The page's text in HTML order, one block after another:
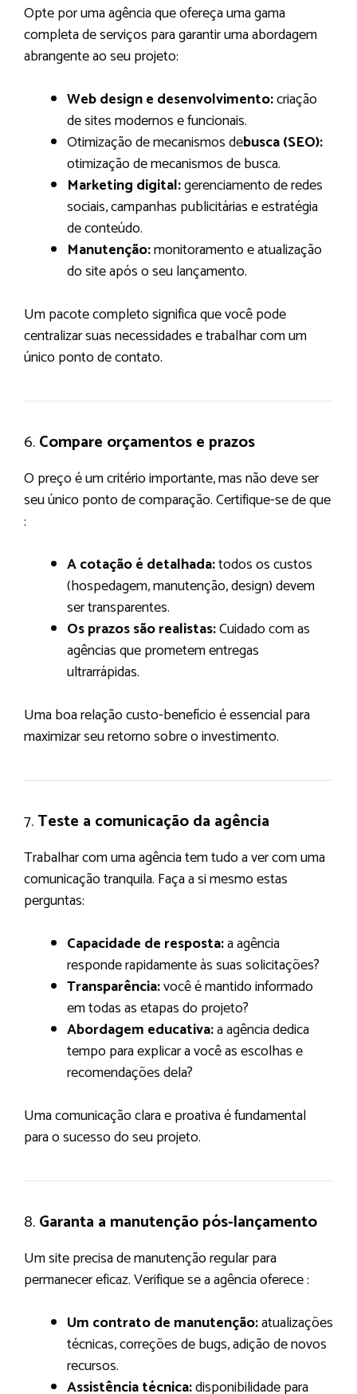
Opte por uma agência que ofereça uma gama
completa de serviços para garantir uma abordagem
abrangente ao seu projeto:
Web design e desenvolvimento:criação
de sites modernos e funcionais.
Otimização de mecanismos debusca (SEO):
otimização de mecanismos de busca.
Marketing digital:gerenciamento de redes
sociais, campanhas publicitárias e estratégia
de conteúdo.
Manutenção:monitoramento e atualização
do site após o seu lançamento.
Um pacote completo significa que você pode
centralizar suas necessidades e trabalhar com um
único ponto de contato.
6.Compare orçamentos e prazos
O preço é um critério importante, mas não deve ser
seu único ponto de comparação. Certifique-se de que
:
A cotação é detalhada:todos os custos
(hospedagem, manutenção, design) devem
ser transparentes.
Os prazos são realistas:Cuidado com as
agências que prometem entregas
ultrarrápidas.
Uma boa relação custo-benefício é essencial para
maximizar seu retorno sobre o investimento.
7.Teste a comunicação da agência
Trabalhar com uma agência tem tudo a ver com uma
comunicação tranquila. Faça a si mesmo estas
perguntas:
Capacidade de resposta:a agência
responde rapidamente às suas solicitações?
Transparência:você é mantido informado
em todas as etapas do projeto?
Abordagem educativa:a agência dedica
tempo para explicar a você as escolhas e
recomendações dela?
Uma comunicação clara e proativa é fundamental
para o sucesso do seu projeto.
8.Garanta a manutenção pós-lançamento
Um site precisa de manutenção regular para
permanecer eficaz. Verifique se a agência oferece :
Um contrato de manutenção:atualizações
técnicas, correções de bugs, adição de novos
recursos.
Assistência técnica:disponibilidade para